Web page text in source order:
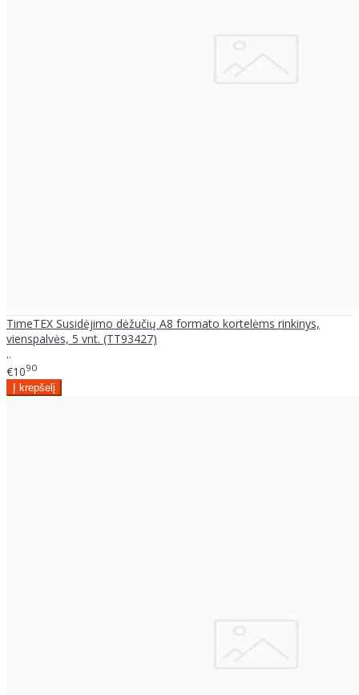
TimeTEX Susidėjimo dėžučių A8 formato kortelėms rinkinys,
vienspalvės, 5 vnt. (TT93427)
..
€1090